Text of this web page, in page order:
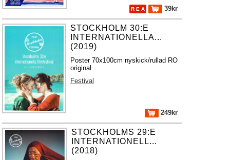
R E A 39kr
STOCKHOLM 30:E
INTERNATIONELLA...
(2019)
Poster 70x100cm nyskick/rullad RO
original
Festival
249kr
STOCKHOLMS 29:E
INTERNATIONELL...
(2018)